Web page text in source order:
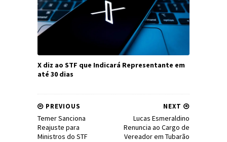
X diz ao STF que Indicará Representante em
até 30 dias
NEXT
Lucas Esmeraldino
Renuncia ao Cargo de
Vereador em Tubarão
PREVIOUS
Temer Sanciona
Reajuste para
Ministros do STF